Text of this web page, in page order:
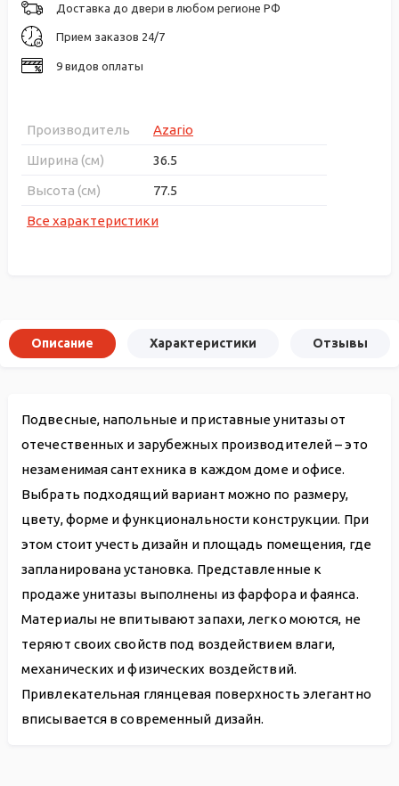
Доставка до двери в любом регионе РФ
Прием заказов 24/7
9 видов оплаты
Производитель
Azario
Ширина (см)
36.5
Высота (см)
77.5
Все характеристики
Описание Характеристики Отзывы
Подвесные, напольные и приставные унитазы от
отечественных и зарубежных производителей – это
незаменимая сантехника в каждом доме и офисе.
Выбрать подходящий вариант можно по размеру,
цвету, форме и функциональности конструкции. При
этом стоит учесть дизайн и площадь помещения, где
запланирована установка. Представленные к
продаже унитазы выполнены из фарфора и фаянса.
Материалы не впитывают запахи, легко моются, не
теряют своих свойств под воздействием влаги,
механических и физических воздействий.
Привлекательная глянцевая поверхность элегантно
вписывается в современный дизайн.